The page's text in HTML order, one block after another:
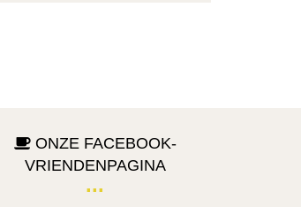
ONZE FACEBOOK-
VRIENDENPAGINA